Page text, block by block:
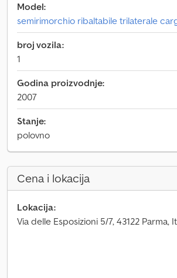
Model:
semirimorchio ribaltabile trilaterale
broj vozila:
1
Godina proizvodnje:
2007
Stanje:
polovno
Cena i lokacija
Lokacija:
Via delle Esposizioni 5/7, 43122 Parma,